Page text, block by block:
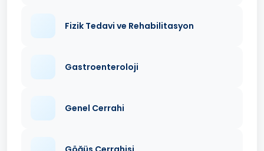
Fizik Tedavi ve Rehabilitasyon
Gastroenteroloji
Genel Cerrahi